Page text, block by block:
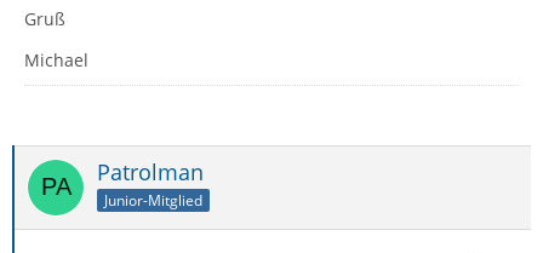
Gruß
Michael
Patrolman
Junior-Mitglied